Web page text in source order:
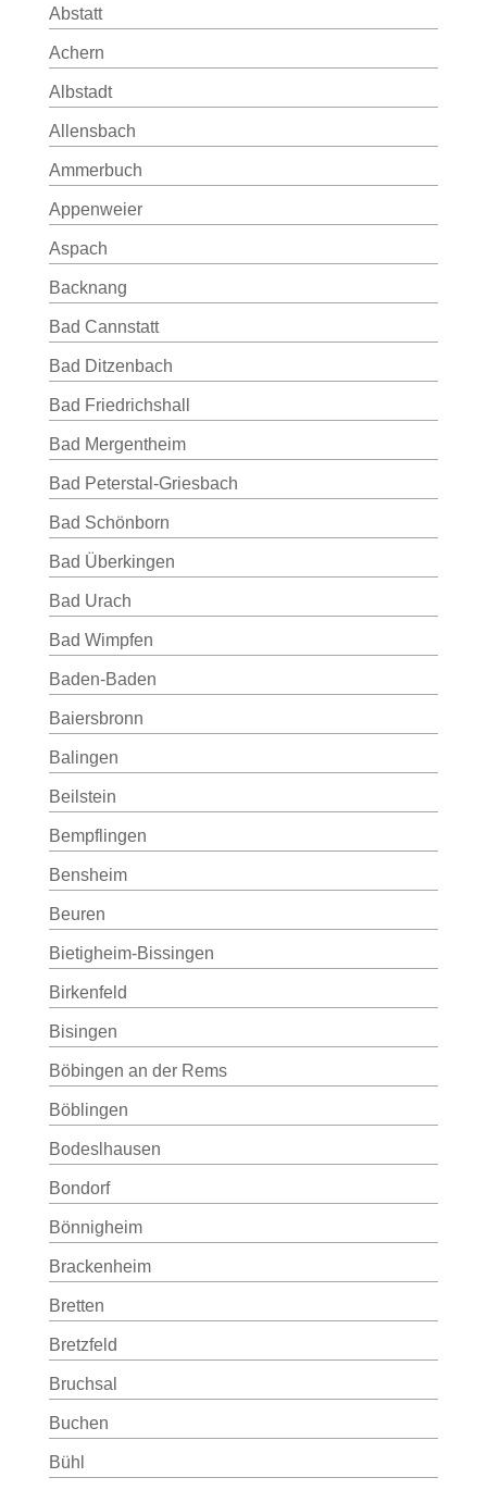
Abstatt
Achern
Albstadt
Allensbach
Ammerbuch
Appenweier
Aspach
Backnang
Bad Cannstatt
Bad Ditzenbach
Bad Friedrichshall
Bad Mergentheim
Bad Peterstal-Griesbach
Bad Schönborn
Bad Überkingen
Bad Urach
Bad Wimpfen
Baden-Baden
Baiersbronn
Balingen
Beilstein
Bempflingen
Bensheim
Beuren
Bietigheim-Bissingen
Birkenfeld
Bisingen
Böbingen an der Rems
Böblingen
Bodeslhausen
Bondorf
Bönnigheim
Brackenheim
Bretten
Bretzfeld
Bruchsal
Buchen
Bühl